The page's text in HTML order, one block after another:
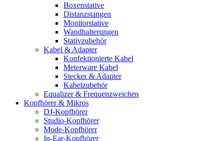
Boxenstative
Distanzstangen
Monitorstative
Wandhalterungen
Stativzubehör
Kabel & Adapter
Konfektionierte Kabel
Meterware Kabel
Stecker & Adapter
Kabelzubehör
Equalizer & Frequenzweichen
Kopfhörer & Mikros
DJ-Kopfhörer
Studio-Kopfhörer
Mode-Kopfhörer
In-Ear-Kopfhörer